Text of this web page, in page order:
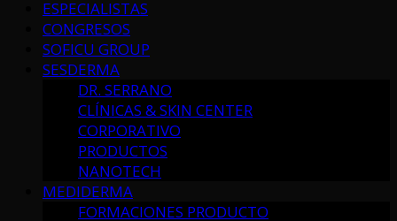
ESPECIALISTAS
CONGRESOS
SOFICU GROUP
SESDERMA
DR. SERRANO
CLÍNICAS & SKIN CENTER
CORPORATIVO
PRODUCTOS
NANOTECH
MEDIDERMA
FORMACIONES PRODUCTO